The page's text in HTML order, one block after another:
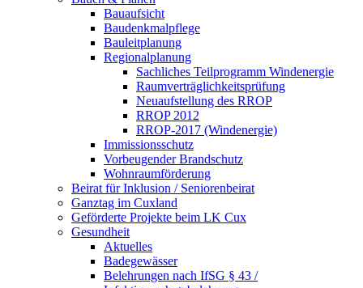
Bauaufsicht
Baudenkmalpflege
Bauleitplanung
Regionalplanung
Sachliches Teilprogramm Windenergie
Raumverträglichkeitsprüfung
Neuaufstellung des RROP
RROP 2012
RROP-2017 (Windenergie)
Immissionsschutz
Vorbeugender Brandschutz
Wohnraumförderung
Beirat für Inklusion / Seniorenbeirat
Ganztag im Cuxland
Geförderte Projekte beim LK Cux
Gesundheit
Aktuelles
Badegewässer
Belehrungen nach IfSG § 43 /